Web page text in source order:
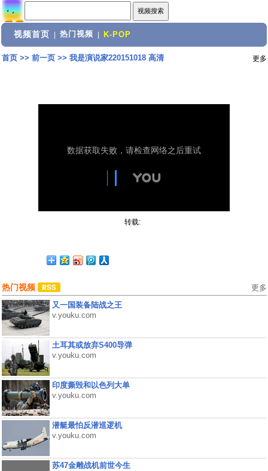
视频首页 热门视频 K-POP
首页>> 前一页>> 我是演说家220151018 高清 更多
转载:
热门视频 更多
又一国装备陆战之王
v.youku.com
土耳其或放弃S400导弹
v.youku.com
印度撕毁和以色列大单
v.youku.com
潜艇最怕反潜巡逻机
v.youku.com
苏47金雕战机前世今生